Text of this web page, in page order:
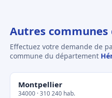
Autres
Effectuez votre demande de
commune du département
Montpellier
34000 · 310 240 hab.